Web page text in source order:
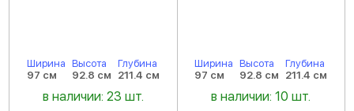
Ширина
97 см
Высота
92.8 см
Глубина
211.4 см
в наличии: 23 шт.
Ширина
97 см
Высота
92.8 см
Глубина
211.4 см
в наличии: 10 шт.